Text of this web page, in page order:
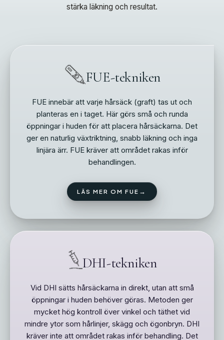
stärka läkning och resultat.
FUE-tekniken
FUE innebär att varje hårsäck (graft) tas ut och
planteras en i taget. Här görs små och runda
öppningar i huden för att placera hårsäckarna. Det
ger en naturlig växtriktning, snabb läkning och inga
linjära ärr. FUE kräver att området rakas inför
behandlingen.
LÄS MER OM FUE →
DHI-tekniken
Vid DHI sätts hårsäckarna in direkt, utan att små
öppningar i huden behöver göras. Metoden ger
mycket hög kontroll över vinkel och täthet vid
mindre ytor som hårlinjer, skägg och ögonbryn. DHI
kräver inte att området rakas inför behandling. Det